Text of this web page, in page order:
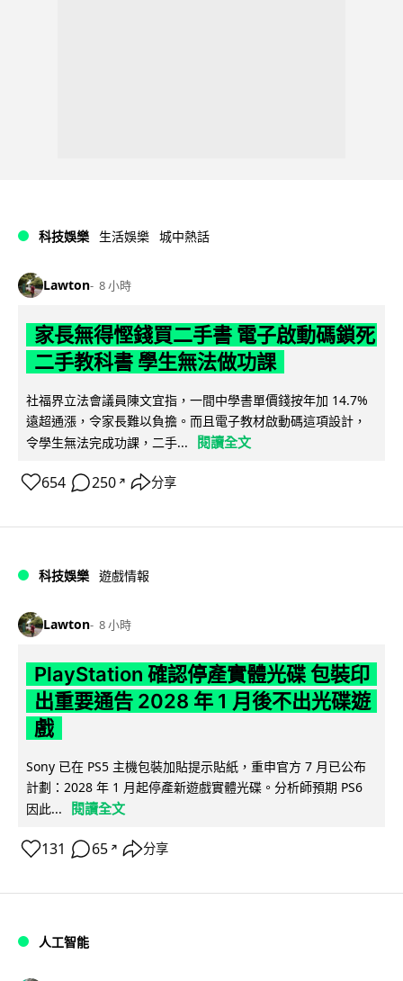
科技娛樂 生活娛樂 城中熱話
Lawton 8 小時
家長無得慳錢買二手書 電子啟動碼鎖死
二手教科書 學生無法做功課
社福界立法會議員陳文宜指，一間中學書單價錢按年加 14.7%
遠超通漲，令家長難以負擔。而且電子教材啟動碼這項設計，
令學生無法完成功課，二手...
閱讀全文
654 250 ↗ 分享
科技娛樂 遊戲情報
Lawton 8 小時
PlayStation 確認停產實體光碟 包裝印
出重要通告 2028 年 1 月後不出光碟遊
戲
Sony 已在 PS5 主機包裝加貼提示貼紙，重申官方 7 月已公布
計劃：2028 年 1 月起停產新遊戲實體光碟。分析師預期 PS6
因此...
閱讀全文
131 65 ↗ 分享
人工智能